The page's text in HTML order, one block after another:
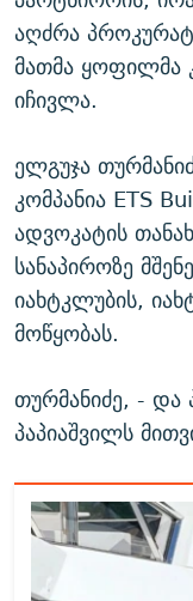
აღძრა
მათმა ყოფილმა
იჩივლა.
ელგუჯა
კომპანია ETS
ადვოკატის
სანაპიროზე
იახტკლუბის,
მოწყობას.
თურმანიძე, - და
პაპიაშვილს